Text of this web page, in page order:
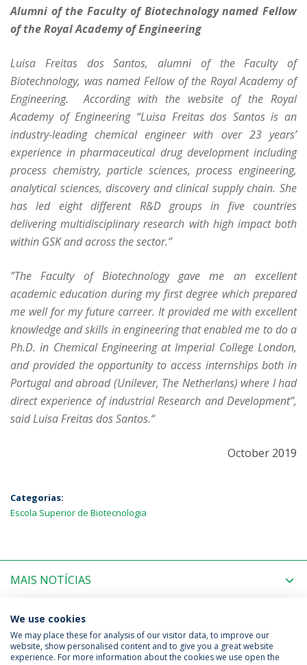
Alumni of the Faculty of Biotechnology named Fellow
of the Royal Academy of Engineering
Luisa Freitas dos Santos, alumni of the Faculty of
Biotechnology, was named Fellow of the Royal Academy of
Engineering. According with the website of the Royal
Academy of Engineering“Luisa Freitas dos Santos is an
industry-leading chemical engineer with over 23 years’
experience in pharmaceutical drug development including
process chemistry, particle sciences, process engineering,
analytical sciences, discovery and clinical supply chain. She
has led eight different R&D groups in five countries
delivering multidisciplinary research with high impact both
within GSK and across the sector.”
”The Faculty of Biotechnology gave me an excellent
academic education during my first degree which prepared
me well for my future carreer. It provided me with excellent
knowledge and skills in engineering that enabled me to do a
Ph.D. in Chemical Engineering at Imperial College London,
and provided the opportunity to access internships both in
Portugal and abroad (Unilever, The Netherlans) where I had
direct experience of industrial Research and Development’’,
said Luisa Freitas dos Santos.“
October 2019
Categorias:
Escola Superior de Biotecnologia
MAIS NOTÍCIAS
PRÓXIMOS EVENTOS
Política de Privacidade Termos & Condições
We use cookies
We may place these for analysis of our visitor data, to improve our
website, show personalised content and to give you a great website
experience. For more information about the cookies we use open the